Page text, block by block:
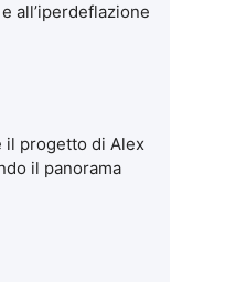
all’iperdeflazione
il progetto di Alex
il panorama